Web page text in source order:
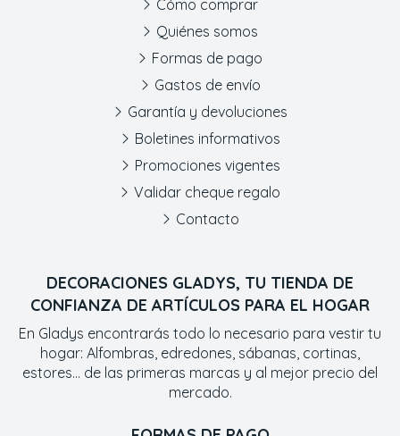
DECORACIONES GLADYS, TU TIENDA DE
CONFIANZA DE ARTÍCULOS PARA EL HOGAR
En Gladys encontrarás todo lo necesario para vestir tu
hogar: Alfombras, edredones, sábanas, cortinas,
estores... de las primeras marcas y al mejor precio del
mercado.
Cómo comprar
Quiénes somos
Formas de pago
Gastos de envío
Garantía y devoluciones
Boletines informativos
Promociones vigentes
Validar cheque regalo
Contacto